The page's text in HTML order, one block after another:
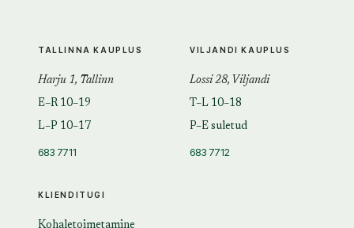
KLIENDITUGI
TALLINNA KAUPLUS
Harju 1, Tallinn
E–R 10–19
L–P 10–17
683 7711
VILJANDI KAUPLUS
Lossi 28, Viljandi
T–L 10–18
P–E suletud
683 7712